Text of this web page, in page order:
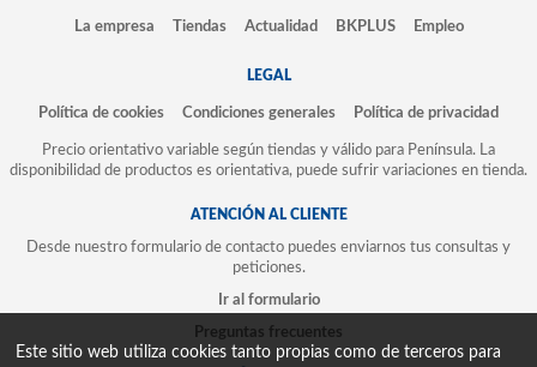
La empresa Tiendas Actualidad BKPLUS Empleo
LEGAL
Política de cookies Condiciones generales Política de privacidad
Precio orientativo variable según tiendas y válido para Península. La
disponibilidad de productos es orientativa, puede sufrir variaciones en tienda.
ATENCIÓN AL CLIENTE
Desde nuestro formulario de contacto puedes enviarnos tus consultas y
peticiones.
Ir al formulario
Preguntas frecuentes
Este sitio web utiliza cookies tanto propias como de terceros para